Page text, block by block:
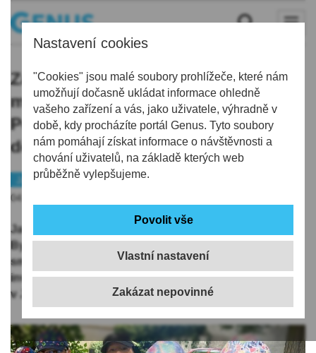
Nastavení cookies
"Cookies" jsou malé soubory prohlížeče, které nám
umožňují dočasně ukládat informace ohledně
vašeho zařízení a vás, jako uživatele, výhradně v
době, kdy procházíte portál Genus. Tyto soubory
nám pomáhají získat informace o návštěvnosti a
chování uživatelů, na základě kterých web
průběžně vylepšujeme.
Vlastní nastavení
Zastupitelé odsouhlasili vstup
města do Bytového družstva
Podlesí. Získají mj. prostor pro
dětskou skupinu
Bydlení
Jablonecko
04.11.2025 | 12:21
Jablonečtí zastupitelé odsouhlasili vstup města do
Bytového družstva Podlesí Jablonec. Tím se naplní
smluvní ujednání uzavřená v dubnu roku 2023 s
investorem výstavby bytového komplexu Park Podlesí
v Jablonci nad Nisou – Rýnovicích, Byty Jablonec.